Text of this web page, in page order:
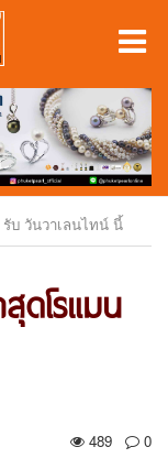
บ วันวาเลนไทน์ นี้
ดโรแมน
489
0